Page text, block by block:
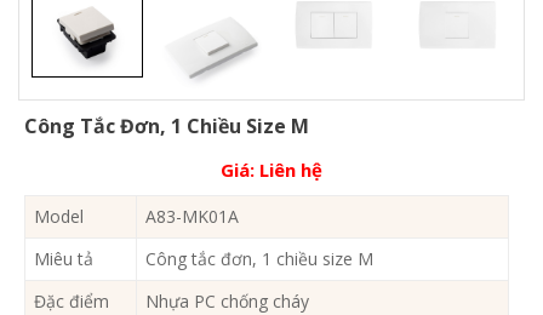
Công Tắc Đơn, 1 Chiều Size M
Giá: Liên hệ
Model
A83-MK01A
Miêu tả
Công tắc đơn, 1 chiều size M
Đặc điểm
Nhựa PC chống cháy